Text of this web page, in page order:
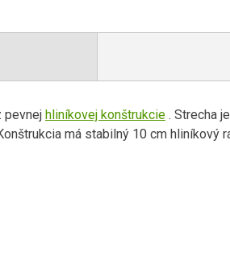
pevnej hliníkovej konštrukcie . Strecha
má stabilný 10 cm hliníkový